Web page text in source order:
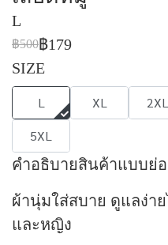
L
฿500฿179
SIZE
L XL 2XL
5XL
คำอธิบายสินค้าแบบย่อ
ผ้านุ่มใส่สบาย ดูแลง่า
และหญิง